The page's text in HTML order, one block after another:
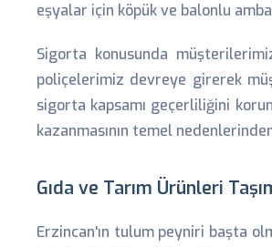
eşyalar için köpük ve balonlu
Sigorta konusunda
poliçelerimiz devreye girerek
sigorta kapsamı geçerliliğini
kazanmasının temel
Gıda ve Tarım Ürünleri
Erzincan'ın tulum peyniri başta